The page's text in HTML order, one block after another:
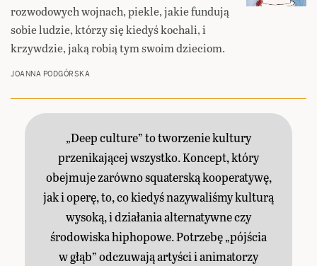
rozwodowych wojnach, piekle, jakie fundują
sobie ludzie, którzy się kiedyś kochali, i
krzywdzie, jaką robią tym swoim dzieciom.
JOANNA PODGÓRSKA
„Deep culture” to tworzenie kultury
przenikającej wszystko. Koncept, który
obejmuje zarówno squaterską kooperatywę,
jak i operę, to, co kiedyś nazywaliśmy kulturą
wysoką, i działania alternatywne czy
środowiska hiphopowe. Potrzebę „pójścia
w głąb” odczuwają artyści i animatorzy